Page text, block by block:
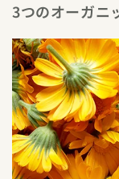
3つのオーガニ